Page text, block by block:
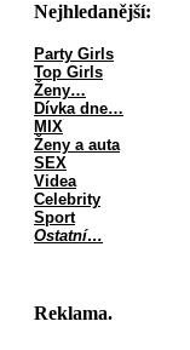
Nejhledanější:
Party Girls
Top Girls
Ženy…
Dívka dne…
MIX
Ženy a auta
SEX
Videa
Celebrity
Sport
Ostatní…
Reklama.